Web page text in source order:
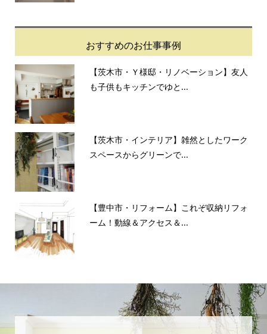
おすすめのお仕事事例
【茨木市・Ｙ様邸・リノベーション】友人
も子供もキッチンでゆと...
【茨木市・インテリア】雑然としたワーク
スペースからグリーンで...
【豊中市・リフォーム】これぞ収納リフォ
ーム！動線＆アクセス＆...